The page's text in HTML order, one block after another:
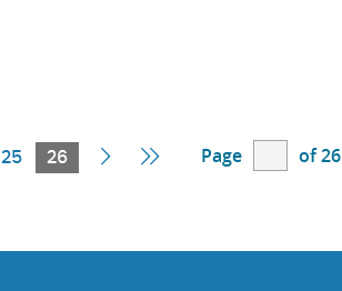
25 26CurrentNext Last
Page of 26